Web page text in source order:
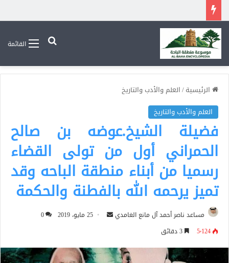
القائمةبحث عن
الرئيسية/العلم والأدب والتاريخ
العلم والأدب والتاريخ
فضيلة الشيخ.عوضه بن صالح
الحمراني أول من تولى القضاء
رسميا من أبناء منطقة الباحه وقد
تميز يرحمه الله بالفطنة والحكمة
مساعد ناصر أحمد آل مانع الغامدي
أرسل 25 مايو، 2019
0
5٬124